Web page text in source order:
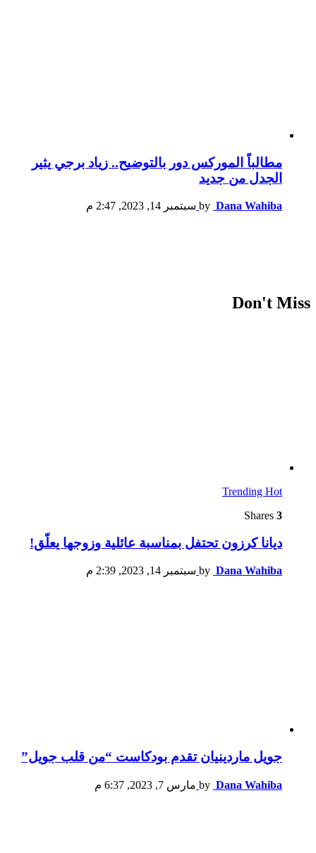
مطالباً الموركس دور بالتوضيح.. زياد برجي يثير
الجدل من جديد
by Dana Wahiba سبتمبر 14, 2023, 2:47 م
Don't Miss
Trending Hot
3
ديانا كرزون تحتفل بمناسبة عائلية وزوجها يعلّق!
by Dana Wahiba سبتمبر 14, 2023, 2:39 م
جويل ماردينيان تقدم بودكاست “من قلب جويل”
by Dana Wahiba مارس 7, 2023, 6:37 م